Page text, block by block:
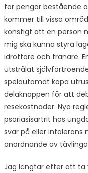
för pengar bestående
kommer till vissa
konstigt att en person
mig ska kunna styra
idrottare och tränare.
utstrålat
spelautomat köpa
delaknappen för att
resekostnader. Nya
psoriasisartrit hos
svar på eller
anordnande av
Jag längtar efter att ta